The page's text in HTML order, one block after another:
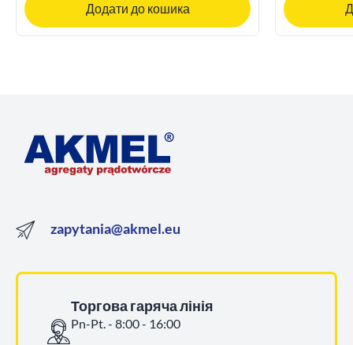
Додати до кошика
zapytania@akmel.eu
Торгова гаряча лінія
Pn-Pt. - 8:00 - 16:00